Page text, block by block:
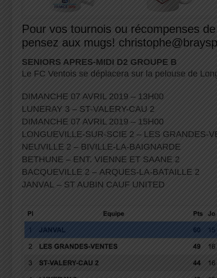
Pour vos tournois ou récompenses de
pensez aux mugs!
SENIORS APRES-MIDI D2 GROUPE B
Le FC Ventois se déplacera sur la pelouse de
DIMANCHE 07 AVRIL 2019 – 13H00
LUNERAY 3 – ST-VALERY-CAU 2
DIMANCHE 07 AVRIL 2019 – 15H00
LONGUEVILLE-SUR-SCIE 2 – LES GRANDES-
NEUVILLE 2 – BIVILLE-LA-BAIGNARDE
BETHUNE – ENT. VIENNE ET SAANE 2
BACQUEVILLE 2 – ARQUES-LA-BATAILLE 2
JANVAL – ST AUBIN CAUF UNITED